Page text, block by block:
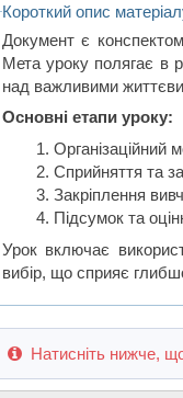
Короткий опис
Документ є
Мета уроку полягає в
над важливими
Основні етапи уроку:
Організаційний
Сприйняття та
Закріплення
Підсумок та
Урок включає
вибір, що сприяє
Натисніть нижче,